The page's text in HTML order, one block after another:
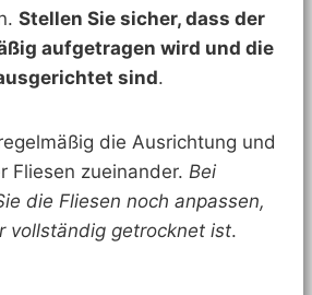
Stellen Sie sicher, dass der
aufgetragen wird und die
sind.
die Ausrichtung und
Fliesen zueinander. Bei
die Fliesen noch anpassen,
vollständig getrocknet ist.